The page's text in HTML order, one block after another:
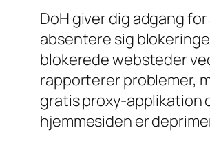
DoH giver dig adgang
absentere sig
blokerede websteder
rapporterer problemer,
gratis proxy-applikation
hjemmesiden er